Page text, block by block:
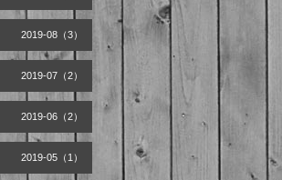
2019-08（3）
2019-07（2）
2019-06（2）
2019-05（1）